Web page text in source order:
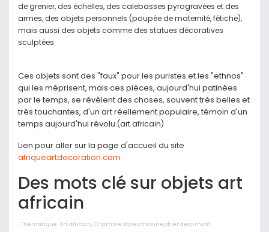
de grenier, des échelles, des calebasses pyrogravées et des
armes, des objets personnels (poupée de maternité, fétiche),
mais aussi des objets comme des statues décoratives
sculptées.
Ces objets sont des "faux" pour les puristes et les "ethnos"
qui les méprisent, mais ces pièces, aujourd'hui patinées
par le temps, se révèlent des choses, souvent très belles et
très touchantes, d'un art réellement populaire, témoin d'un
temps aujourd'hui révolu.(art africain)
Lien pour aller sur la page d'accueil du site
afriqueartdecoration.com
Des mots clé sur objets art
africain
Thèmatique: Art africain, Chambre style africaine,objet deco motif